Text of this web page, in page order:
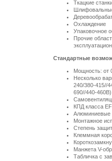
Ткацкие
Охлаждение
Упаковочное
Прочие
Стандартные
Мощность: от
Несколько
240/380-415//
690//440-460В)
КПД класса
Алюминиевые
Монтажное
Степень
Клеммная
Манжета V-
Табличка с